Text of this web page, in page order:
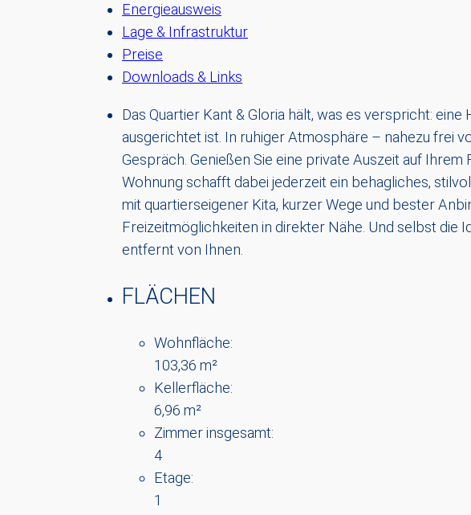
Energieausweis
Lage & Infrastruktur
Preise
Downloads & Links
Das Quartier Kant & Gloria hält, was es verspricht:
ausgerichtet ist. In ruhiger Atmosphäre – nahezu frei
Gespräch. Genießen Sie eine private Auszeit auf
Wohnung schafft dabei jederzeit ein behagliches,
mit quartierseigener Kita, kurzer Wege und bester
Freizeitmöglichkeiten in direkter Nähe. Und selbst die
entfernt von Ihnen.
FLÄCHEN
Wohnfläche:
103,36 m²
Kellerfläche:
6,96 m²
Zimmer insgesamt:
4
Etage:
1